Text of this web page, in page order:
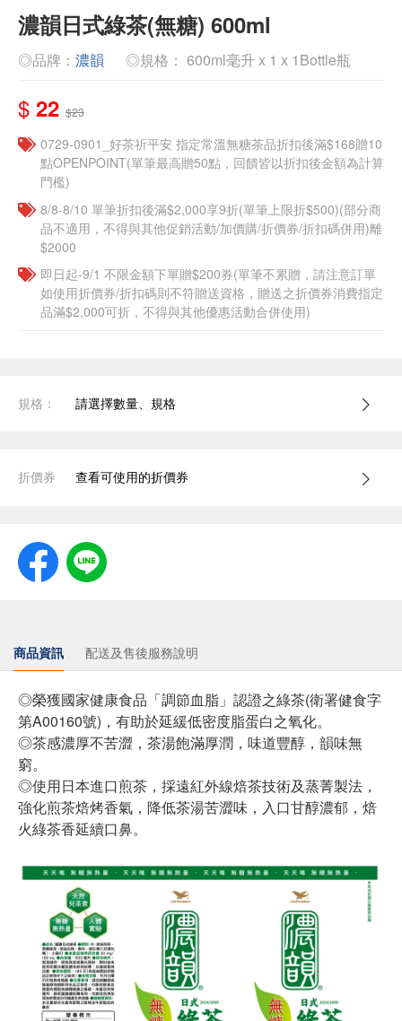
濃韻日式綠茶(無糖) 600ml
◎品牌： 濃韻 ◎規格： 600ml毫升 x 1 x 1Bottle瓶
$ 22 $23
​​0729-0901_好茶祈平安 指定常溫無糖茶品折扣後滿$168贈10
點OPENPOINT(單筆最高贈50點，回饋皆以折扣後金額為計算
門檻)
8/8-8/10 單筆折扣後滿$2,000享9折(單筆上限折$500)(部分商
品不適用，不得與其他促銷活動/加價購/折價券/折扣碼併用)離
$2000
即日起-9/1 不限金額下單贈$200券(單筆不累贈，請注意訂單
如使用折價券/折扣碼則不符贈送資格，贈送之折價券消費指定
品滿$2,000可折，不得與其他優惠活動合併使用)
規格： 請選擇數量、規格
折價券 查看可使用的折價券
商品資訊 配送及售後服務說明
◎榮獲國家健康食品「調節血脂」認證之綠茶(衛署健食字
第A00160號)，有助於延緩低密度脂蛋白之氧化。
◎茶感濃厚不苦澀，茶湯飽滿厚潤，味道豐醇，韻味無
窮。
◎使用日本進口煎茶，採遠紅外線焙茶技術及蒸菁製法，
強化煎茶焙烤香氣，降低茶湯苦澀味，入口甘醇濃郁，焙
火綠茶香延續口鼻。